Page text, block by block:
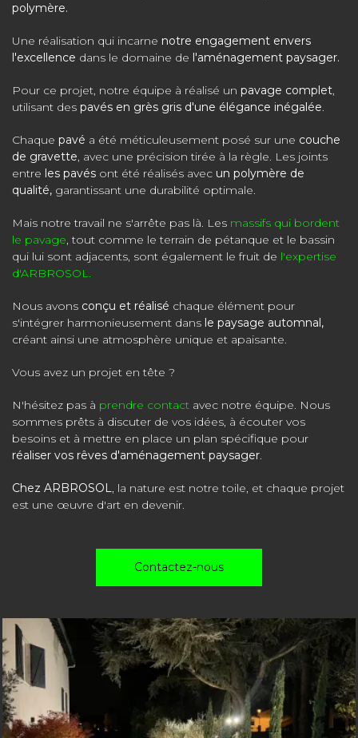
polymère.
Une réalisation qui incarne notre engagement envers
l'excellence dans le domaine de l'aménagement paysager.
Pour ce projet, notre équipe à réalisé un pavage complet,
utilisant des pavés en grès gris d'une élégance inégalée.
Chaque pavé a été méticuleusement posé sur une couche
de gravette, avec une précision tirée à la règle. Les joints
entre les pavés ont été réalisés avec un polymère de
qualité, garantissant une durabilité optimale.
Mais notre travail ne s'arrête pas là. Les massifs qui bordent
le pavage, tout comme le terrain de pétanque et le bassin
qui lui sont adjacents, sont également le fruit de l'expertise
d'ARBROSOL.
Nous avons conçu et réalisé chaque élément pour
s'intégrer harmonieusement dans le paysage automnal,
créant ainsi une atmosphère unique et apaisante.
Vous avez un projet en tête ?
N'hésitez pas à prendre contact avec notre équipe. Nous
sommes prêts à discuter de vos idées, à écouter vos
besoins et à mettre en place un plan spécifique pour
réaliser vos rêves d'aménagement paysager.
Chez ARBROSOL, la nature est notre toile, et chaque projet
est une œuvre d'art en devenir.
Contactez-nous